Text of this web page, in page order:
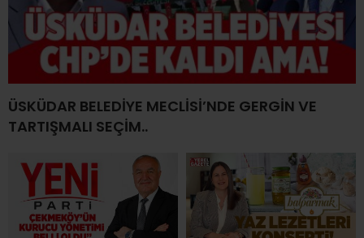
ÜSKÜDAR BELEDİYE MECLİSİ’NDE GERGİN VE
TARTIŞMALI SEÇİM..